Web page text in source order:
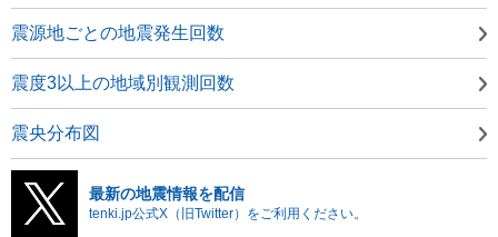
震源地ごとの地震発生回数
震度3以上の地域別観測回数
震央分布図
最新の地震情報を配信
tenki.jp公式X（旧Twitter）をご利用ください。